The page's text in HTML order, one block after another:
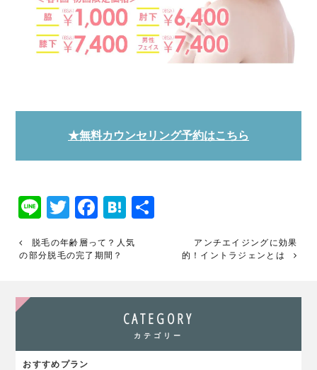
★無料カウンセリング予約はこちら
LineTwitter
Facebook
Hatena
脱毛の年齢層って？人気
の部分脱毛の完了期間？
アンチエイジングに効果
的！イントラジェンとは
CATEGORY
カテゴリー
おすすめプラン